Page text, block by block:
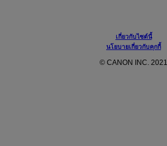
เกี่ยวกับไซต์นี้
นโยบายเกี่ยวกับคุกกี้
© CANON INC. 2021